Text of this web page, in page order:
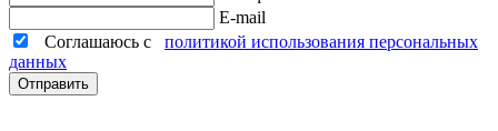
E-mail
Соглашаюсь с политикой использования персональных
данных
Отправить